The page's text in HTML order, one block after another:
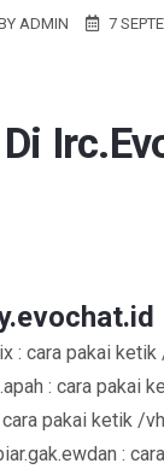
ADMIN 7
: cara pakai
: cara pakai
pakai ketik /
: